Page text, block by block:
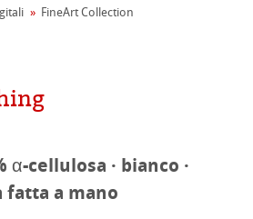
FineArt Collection
α-cellulosa · bianco ·
fatta a mano